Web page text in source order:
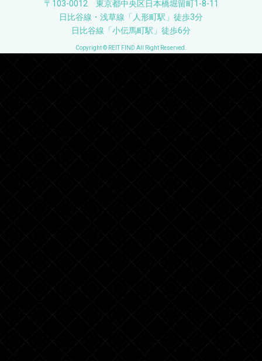
〒103-0012 東京都中央区日本橋堀留町1-8-11
日比谷線・浅草線「人形町駅」徒歩3分
日比谷線「小伝馬町駅」徒歩6分
Copyright © REIT FIND All Right Reserved.